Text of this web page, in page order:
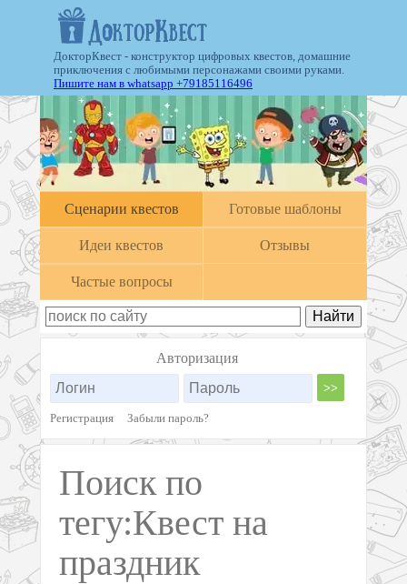
ДокторКвест - конструктор цифровых квестов, домашние
приключения с любимыми персонажами своими руками.
Пишите нам в whatsapp +79185116496
Cценарии квестов Готовые шаблоны
Идеи квестов Отзывы
Частые вопросы
Авторизация
Регистрация Забыли пароль?
Поиск по
тегу:Квест на
праздник